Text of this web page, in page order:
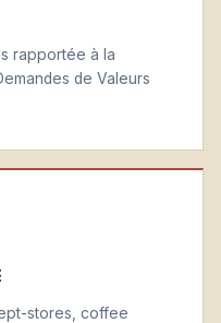
rapportée à la
de Valeurs
stores, coffee